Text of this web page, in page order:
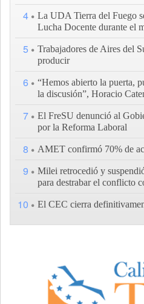
4
La UDA Tierra del Fuego
Lucha Docente durante el
5
Trabajadores de Aires del
producir
6
“Hemos abierto la puerta,
la discusión”, Horacio
7
El FreSU denunció al
por la Reforma Laboral
8 AMET confirmó 70% de
9
Milei retrocedió y
para destrabar el conflicto
10 El CEC cierra